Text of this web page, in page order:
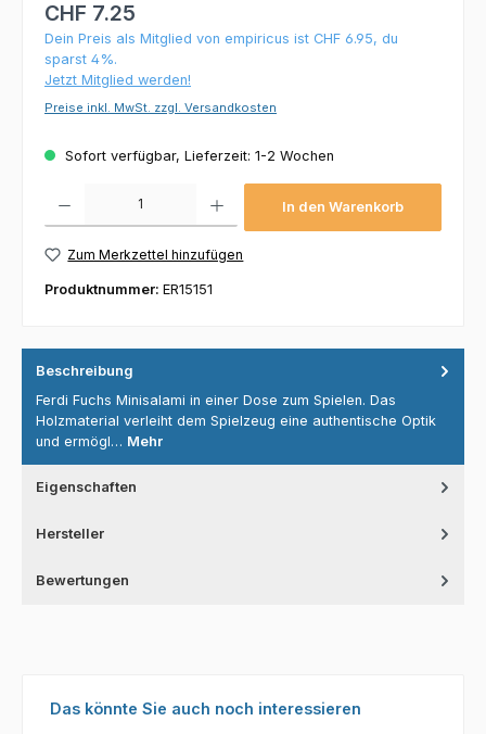
CHF 7.25
Dein Preis als Mitglied von empiricus ist CHF 6.95, du
sparst 4%.
Jetzt Mitglied werden!
Preise inkl. MwSt. zzgl. Versandkosten
Sofort verfügbar, Lieferzeit: 1-2 Wochen
In den Warenkorb
Zum Merkzettel hinzufügen
Produktnummer: ER15151
Beschreibung
Ferdi Fuchs Minisalami in einer Dose zum Spielen. Das
Holzmaterial verleiht dem Spielzeug eine authentische Optik
und ermögl… Mehr
Eigenschaften
Hersteller
Bewertungen
Produktgalerie überspringen
Das könnte Sie auch noch interessieren